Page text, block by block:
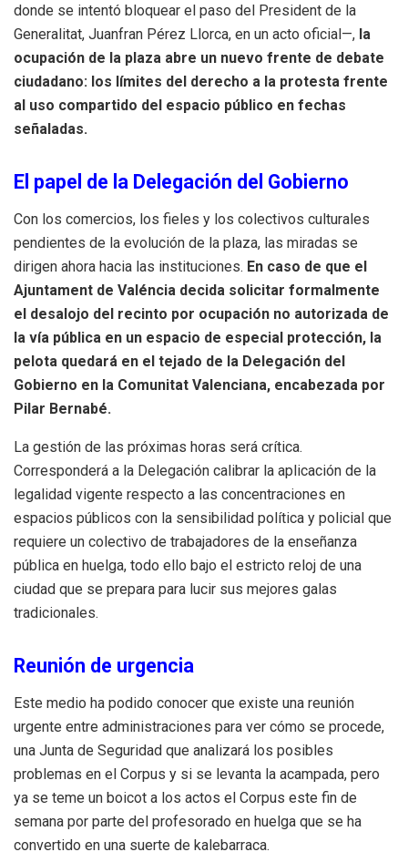
donde se intentó bloquear el paso del President de la
Generalitat, Juanfran Pérez Llorca, en un acto oficial—, la
ocupación de la plaza abre un nuevo frente de debate
ciudadano: los límites del derecho a la protesta frente
al uso compartido del espacio público en fechas
señaladas.
El papel de la Delegación del Gobierno
Con los comercios, los fieles y los colectivos culturales
pendientes de la evolución de la plaza, las miradas se
dirigen ahora hacia las instituciones. En caso de que el
Ajuntament de Valéncia decida solicitar formalmente
el desalojo del recinto por ocupación no autorizada de
la vía pública en un espacio de especial protección, la
pelota quedará en el tejado de la Delegación del
Gobierno en la Comunitat Valenciana, encabezada por
Pilar Bernabé.
La gestión de las próximas horas será crítica.
Corresponderá a la Delegación calibrar la aplicación de la
legalidad vigente respecto a las concentraciones en
espacios públicos con la sensibilidad política y policial que
requiere un colectivo de trabajadores de la enseñanza
pública en huelga, todo ello bajo el estricto reloj de una
ciudad que se prepara para lucir sus mejores galas
tradicionales.
Reunión de urgencia
Este medio ha podido conocer que existe una reunión
urgente entre administraciones para ver cómo se procede,
una Junta de Seguridad que analizará los posibles
problemas en el Corpus y si se levanta la acampada, pero
ya se teme un boicot a los actos el Corpus este fin de
semana por parte del profesorado en huelga que se ha
convertido en una suerte de kalebarraca.